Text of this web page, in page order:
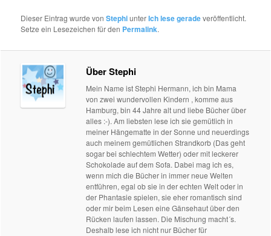
Dieser Eintrag wurde vonStephiunterIch lese geradeveröffentlicht.
Setze ein Lesezeichen für den Permalink.
Über Stephi
Mein Name ist Stephi Hermann, ich bin Mama
von zwei wundervollen Kindern , komme aus
Hamburg, bin 44 Jahre alt und liebe Bücher über
alles :-). Am liebsten lese ich sie gemütlich in
meiner Hängematte in der Sonne und neuerdings
auch meinem gemütlichen Strandkorb (Das geht
sogar bei schlechtem Wetter) oder mit leckerer
Schokolade auf dem Sofa. Dabei mag ich es,
wenn mich die Bücher in immer neue Welten
entführen, egal ob sie in der echten Welt oder in
der Phantasie spielen, sie eher romantisch sind
oder mir beim Lesen eine Gänsehaut über den
Rücken laufen lassen. Die Mischung macht´s.
Deshalb lese ich nicht nur Bücher für